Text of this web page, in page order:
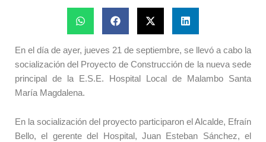
En el día de ayer, jueves 21 de septiembre, se llevó a cabo la
socialización del Proyecto de Construcción de la nueva sede
principal de la E.S.E. Hospital Local de Malambo Santa
María Magdalena.
En la socialización del proyecto participaron el Alcalde, Efraín
Bello, el gerente del Hospital, Juan Esteban Sánchez, el